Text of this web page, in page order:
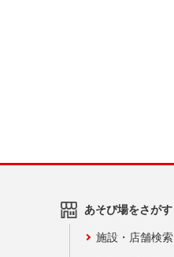
あそび場をさがす
施設・店舗検索